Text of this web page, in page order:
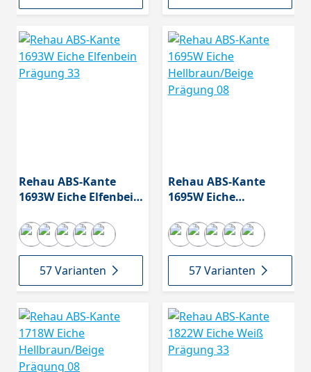
Rehau ABS-Kante
1693W Eiche Elfenbein
57 Varianten
Rehau ABS-Kante
1695W Eiche
Prägung 08
57 Varianten